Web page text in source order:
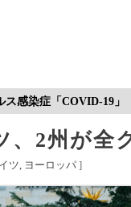
感染症「COVID-19」
、2州が全
ツ ヨーロッパ ]